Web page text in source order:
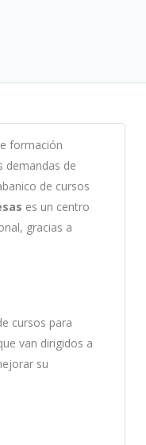
formación
demandas de
anico de cursos
es un centro
gracias a
cursos para
van dirigidos a
su